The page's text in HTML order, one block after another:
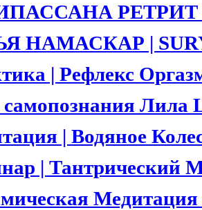
РЕТРИТ |
НАМАСКАР |
| Рефлекс
Лила
| Водяное
| Тантрический